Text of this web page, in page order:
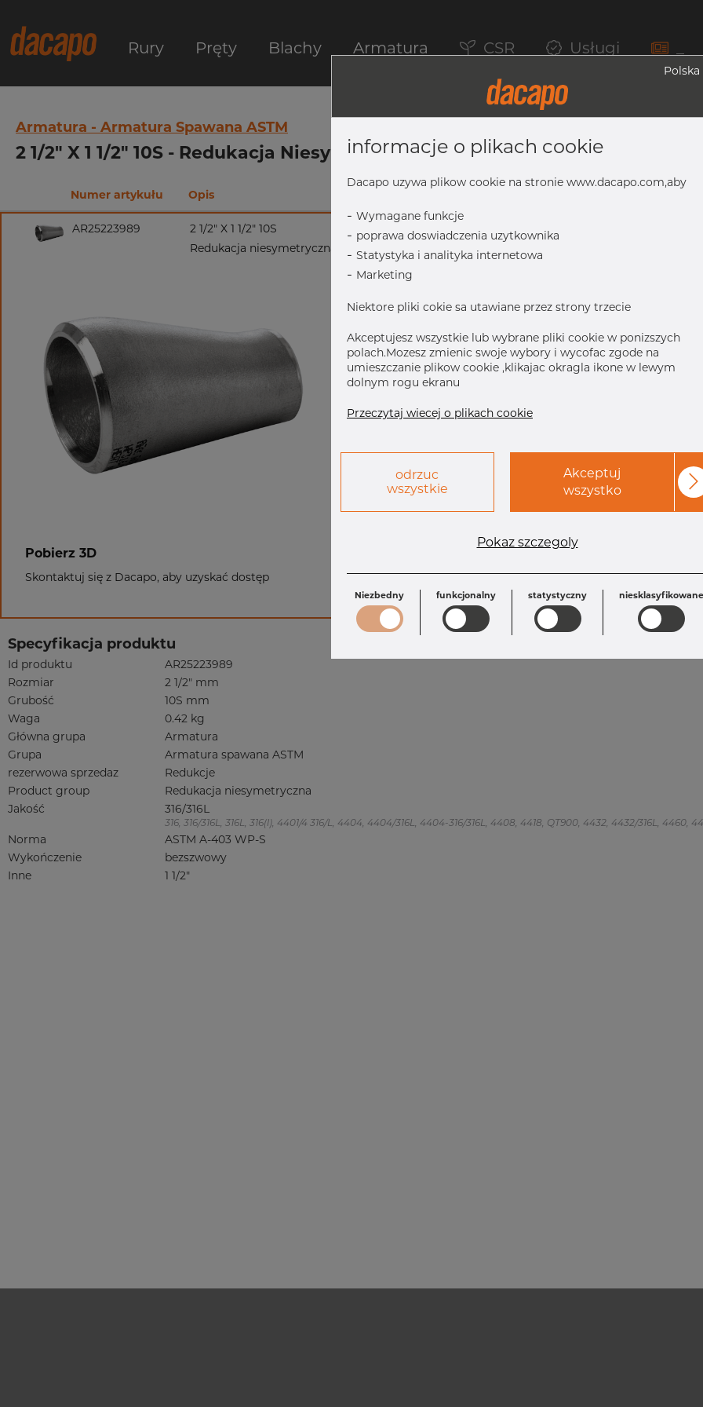
Rury Pręty Blachy Armatura CSR Usługi
Armatura - Armatura Spawana ASTM
2 1/2" X 1 1/2" 10S - Redukacja Niesymetryczna, 316/316L, ASTM A-403 WP-S,
Numer artykułu Opis
AR25223989
2 1/2" X 1 1/2" 10S
Redukacja niesymetryczna, 316/316L, ASTM A-403 WP-S, 1 1/2", bezszwowy
Pobierz 3D
Skontaktuj się z Dacapo, aby uzyskać dostęp
T1: 2.77 mm
L: 88.90 mm OD1: 48.26 mm
Specyfikacja produktu
Id produktu
AR25223989
Rozmiar
2 1/2" mm
Grubość
10S mm
Waga
0.42 kg
Główna grupa
Armatura
Grupa
Armatura spawana ASTM
rezerwowa sprzedaz
Redukcje
Product group
Redukacja niesymetryczna
Jakość
316/316L
316, 316/316L, 316L, 316(l), 4401/4 316/L, 4404, 4404/316L, 4404-316/316L, 4408, 4418, QT900, 4432, 4432/316L, 4460,
Norma
ASTM A-403 WP-S
Wykończenie
bezszwowy
Inne
1 1/2"
Polska
informacje o plikach cookie
Dacapo uzywa plikow cookie na stronie www.dacapo.com,aby
- Wymagane funkcje
- poprawa doswiadczenia uzytkownika
- Statystyka i analityka internetowa
- Marketing
Niektore pliki cokie sa utawiane przez strony trzecie
Akceptujesz wszystkie lub wybrane pliki cookie w ponizszych
polach.Mozesz zmienic swoje wybory i wycofac zgode na
umieszczanie plikow cookie ,klikajac okragla ikone w lewym
dolnym rogu ekranu
Przeczytaj wiecej o plikach cookie
odrzuc
wszystkie
Akceptuj
wszystko
Pokaz szczegoly
Niezbedny funkcjonalny statystyczny niesklasyfikowane